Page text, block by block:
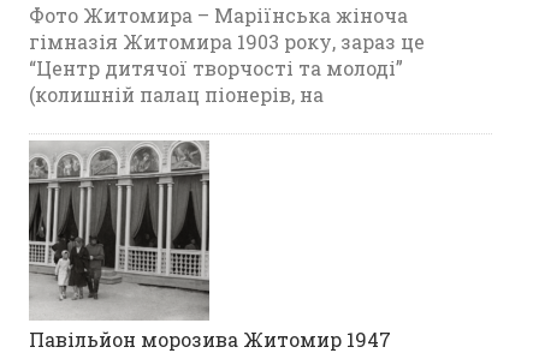
Фото Житомира – Маріїнська жіноча
гімназія Житомира 1903 року, зараз це
“Центр дитячої творчості та молоді”
(колишній палац піонерів, на
Павільйон морозива Житомир 1947